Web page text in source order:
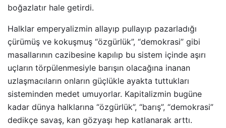
boğazlatır hale getirdi.
Halklar emperyalizmin allayıp pullayıp pazarladığı
çürümüş ve kokuşmuş “özgürlük”, “demokrasi” gibi
masallarının cazibesine kapılıp bu sistem içinde aşırı
uçların törpülenmesiyle barışın olacağına inanan
uzlaşmacıların onların güçlükle ayakta tuttukları
sisteminden medet umuyorlar. Kapitalizmin bugüne
kadar dünya halklarına “özgürlük”, “barış”, “demokrasi”
dedikçe savaş, kan gözyaşı hep katlanarak arttı.